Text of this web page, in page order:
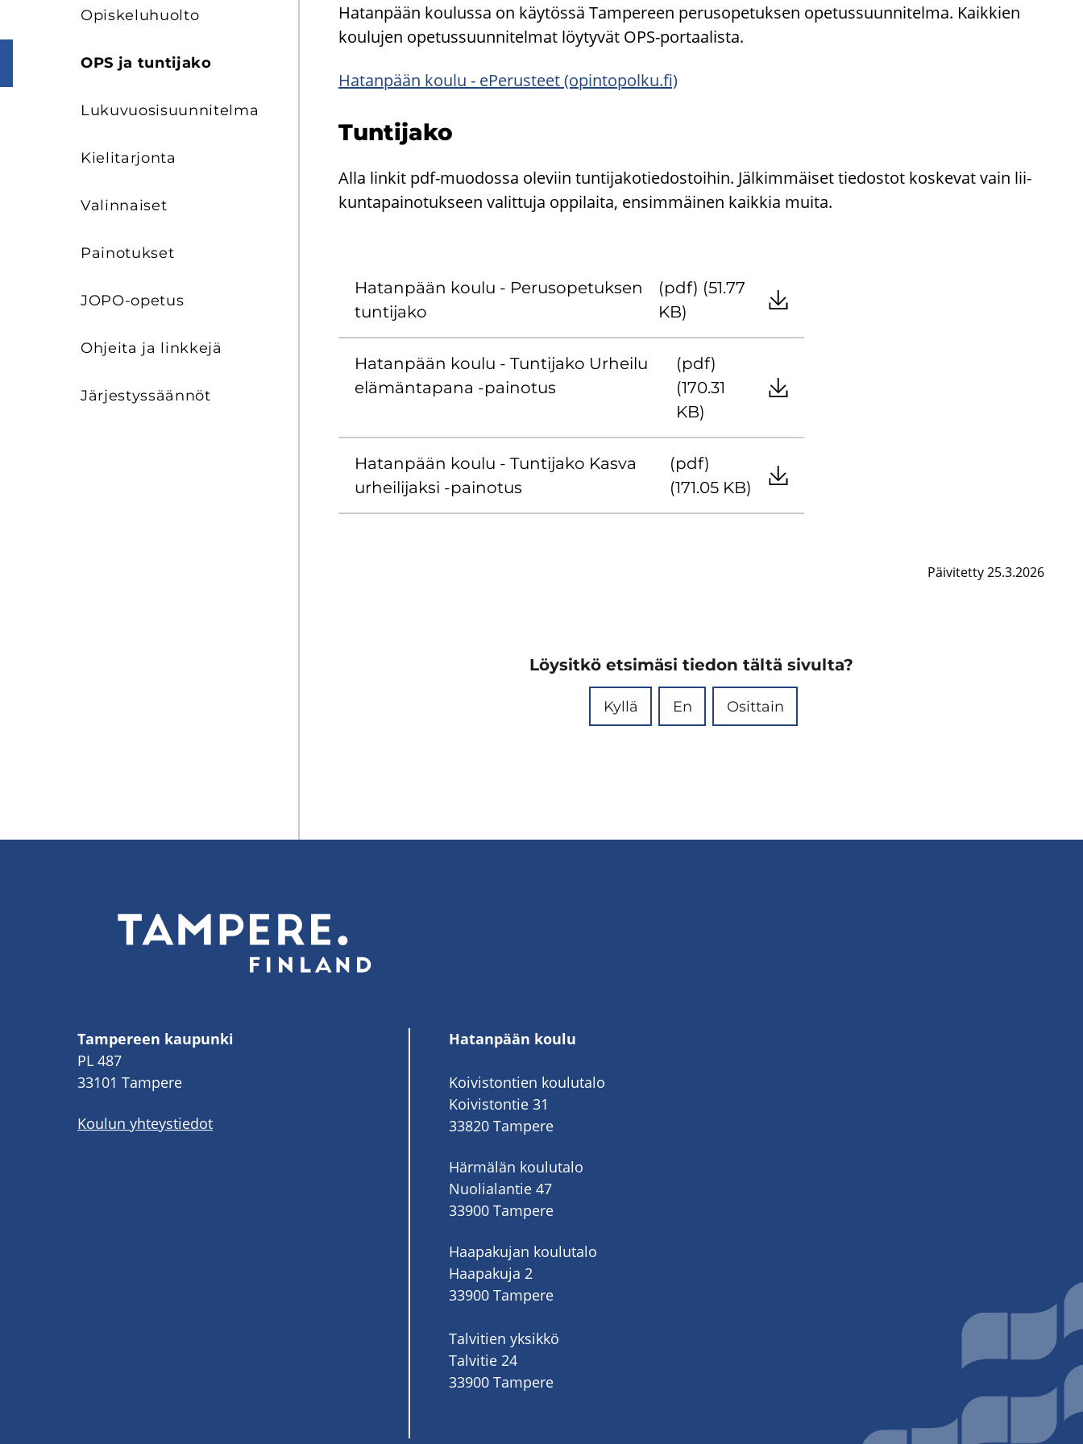
Opis­ke­lu­huol­to
OPS ja tun­ti­ja­ko
Lu­ku­vuo­si­suun­ni­tel­ma
Kie­li­tar­jon­ta
Va­lin­nai­set
Pai­no­tuk­set
JOPO-​opetus
Oh­jei­ta ja link­ke­jä
Jär­jes­tys­sään­nöt
Ha­tan­pään kou­lus­sa on käy­tös­sä Tam­pe­reen pe­rus­o­pe­tuk­sen ope­tus­suun­ni­tel­ma. Kaik­kien
kou­lu­jen ope­tus­suun­ni­tel­mat löy­ty­vät OPS-​portaalista.
Ha­tan­pään koulu - ePe­rus­teet (opin­to­pol­ku.fi)
Tun­ti­ja­ko
Alla lin­kit pdf-​muodossa ole­viin tun­ti­ja­ko­tie­dos­toi­hin. Jäl­kim­mäi­set tie­dos­tot kos­ke­vat vain lii­
kun­ta­pai­no­tuk­seen va­lit­tu­ja op­pi­lai­ta, en­sim­mäi­nen kaik­kia muita.
Ha­tan­pään koulu - Pe­rus­o­pe­tuk­sen
tun­ti­ja­ko
(pdf) (51.77
KB)
Ha­tan­pään koulu - Tun­ti­ja­ko Ur­hei­lu
elä­män­ta­pa­na -​painotus
(pdf)
(170.31
KB)
Ha­tan­pään koulu - Tun­ti­ja­ko Kasva
ur­hei­li­jak­si -​painotus
(pdf)
(171.05 KB)
Päivitetty 25.3.2026
Löysitkö etsimäsi tiedon tältä sivulta?
Kyllä En Osittain
Tampereen kaupunki
PL 487
33101 Tampere
Koulun yhteystiedot
Hatanpään koulu
Koivistontien koulutalo
Koivistontie 31
33820 Tampere
Härmälän koulutalo
Nuolialantie 47
33900 Tampere
Haapakujan koulutalo
Haapakuja 2
33900 Tampere
Talvitien yksikkö
Talvitie 24
33900 Tampere